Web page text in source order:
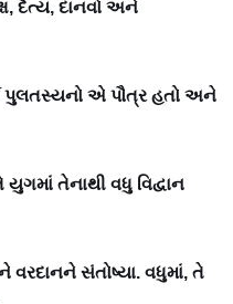
દૈત્ય, દાનવો અને
પુલતસ્યનો એ પૌત્ર હતો અને
તેનાથી વધુ વિદ્વાન
સંતોષ્યા. વધુમાં, તે